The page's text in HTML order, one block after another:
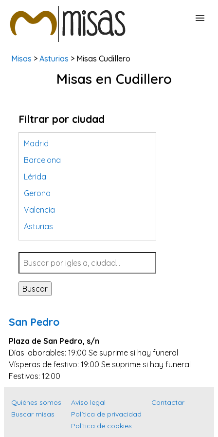
BUSCAR MISAS
Misas > Asturias > Misas Cudillero
Misas en Cudillero
Filtrar por ciudad
Madrid
Barcelona
Lérida
Gerona
Valencia
Asturias
Tarragona
Navarra
Valladolid
Sevilla
Santa Cruz de Tenerife
Cantabria
Islas Baleares
Las Palmas
Buscar
San Pedro
Plaza de San Pedro, s/n
Días laborables: 19:00 Se suprime si hay funeral
Vísperas de festivo: 19:00 Se suprime si hay funeral
Festivos: 12:00
Quiénes somos
Buscar misas
Aviso legal
Política de privacidad
Política de cookies
Contactar